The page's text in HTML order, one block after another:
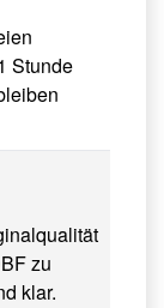
Stunde
zu
klar.